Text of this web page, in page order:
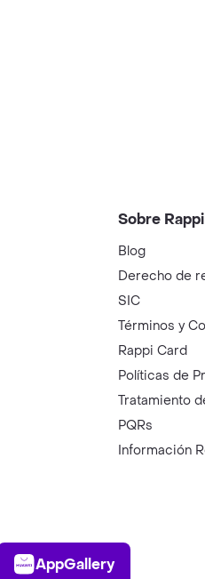
Sobre Rappi
Blog
Derecho de
SIC
Términos y
Rappi Card
Políticas de
Tratamiento
PQRs
Información
AppGallery
AppGallery